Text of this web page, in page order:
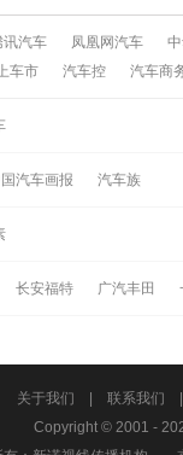
讯汽车 凤凰网汽车
车市 汽车控 汽车商
汽车画报 汽车族
长安福特 广汽丰田
关于我们 联系我们
Copyright © 2001 -